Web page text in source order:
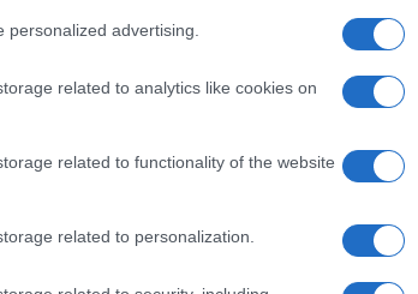
advertising.
related to analytics like cookies on
related to functionality of the website
related to personalization.
verde, 4 gambi di